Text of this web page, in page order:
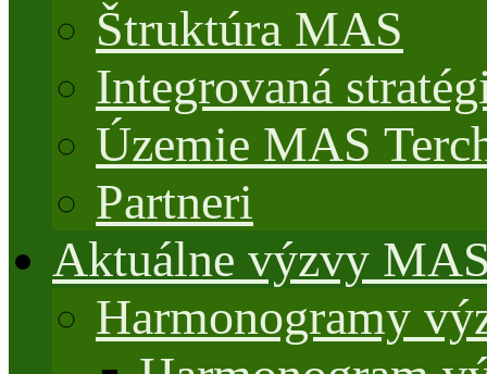
Štruktúra MAS
Integrovaná
Územie MAS
Partneri
Aktuálne výzvy
Harmonogramy